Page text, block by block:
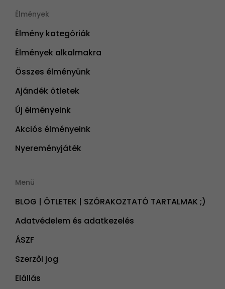
Élmények
Élmény kategóriák
Élmények alkalmakra
Összes élményünk
Ajándék ötletek
Új élményeink
Akciós élményeink
Nyereményjáték
Menü
BLOG | ÖTLETEK | SZÓRAKOZTATÓ TARTALMAK ;)
Adatvédelem és adatkezelés
ÁSZF
Szerzői jog
Elállás